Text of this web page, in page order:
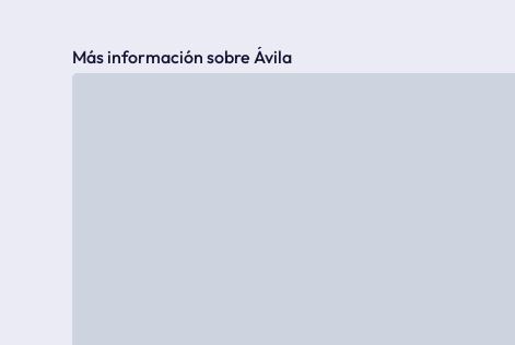
Más información sobre Ávila